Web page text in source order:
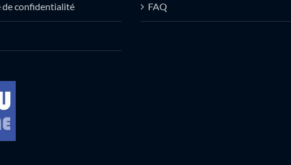
de confidentialité FAQ